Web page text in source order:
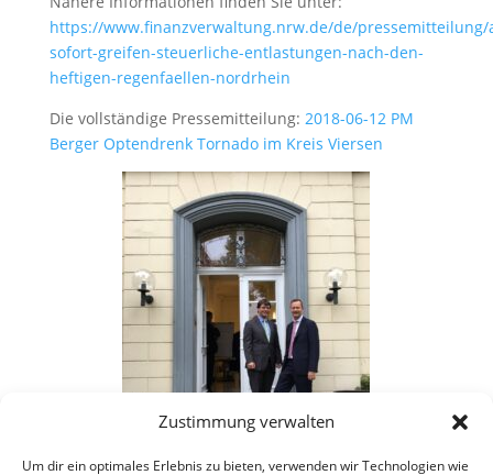
Zustimmung verwalten
Um dir ein optimales Erlebnis zu bieten, verwenden wir Technologien wie
https://www.finanzverwaltung.nrw.de/de/pressemitteilung/
sofort-greifen-steuerliche-entlastungen-nach-den-
heftigen-regenfaellen-nordrhein
Die vollständige Pressemitteilung: 2018-06-12 PM
Berger Optendrenk Tornado im Kreis Viersen